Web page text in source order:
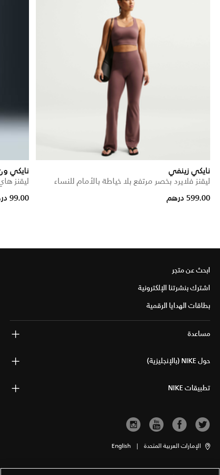
نايكي زينفي
ليقنز فلايرد بخصر مرتفع بلا خياطة بالأمام للنساء
599.00 درهم
نايكي
ليقنز هاي-
reduced from
to
99.00 درهم
ابحث عن متجر
اشترك بنشرتنا الإلكترونية
بطاقات الهدايا الرقمية
مساعدة
حول NIKE (بالإنجليزية)
تطبيقات NIKE
الإمارات العربية المتحدة |
English